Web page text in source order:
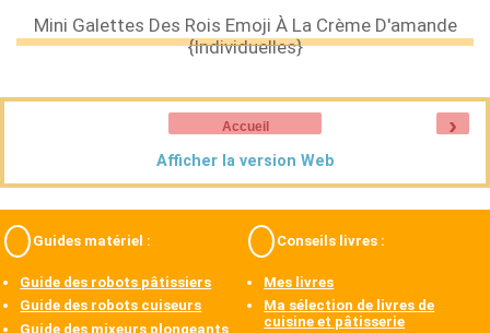
Mini Galettes Des Rois Emoji À La Crème D'amande
{individuelles}
›
Accueil
Afficher la version Web
Guides matériel :
Guide des robots pâtissiers
Guide des robots cuiseurs
Guide des mixeurs plongeants
Conseils livres :
Mes livres
Ma sélection de livres de
cuisine et pâtisserie